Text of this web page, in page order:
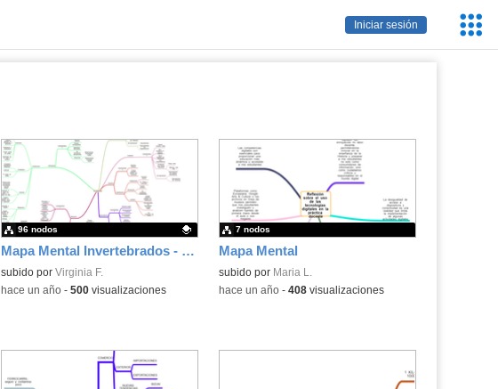
Iniciar sesión
Mapa Mental Invertebrados - Contenido educativo
Contenido educativo.
subido por Virginia F.
96 nodos
-hace un año- 500visualizaciones
Mapa Mental
subido por Maria L.
7 nodos
-hace un año- 408visualizaciones